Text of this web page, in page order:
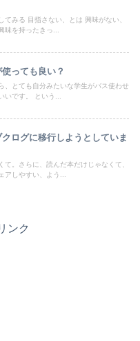
てみる 目指さない、とは 興味がない、
味を持ったきっ...
っても良い？
、とても自分みたいな学生がバス使わせ
です。 という...
ログに移行しようとしていま
て。さらに、読んだ本だけじゃなくて、
アしやすい、よう...
ンク